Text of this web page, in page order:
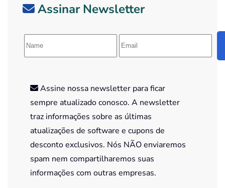
Assinar Newsletter
Assine nossa newsletter para ficar
sempre atualizado conosco. A newsletter
traz informações sobre as últimas
atualizações de software e cupons de
desconto exclusivos. Nós NÃO enviaremos
spam nem compartilharemos suas
informações com outras empresas.